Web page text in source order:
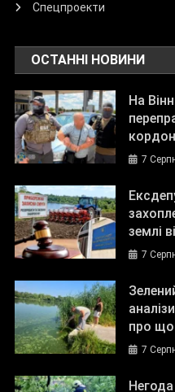
Спецпроекти
ОСТАННІ НОВИНИ
На
7
землі
7
про що
7